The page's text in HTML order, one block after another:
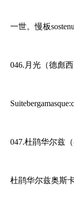
一世。慢板
046.月光（德彪西
047.杜鹃华尔兹（
杜鹃华尔兹奥斯